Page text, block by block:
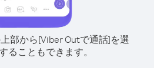
部から[Viber Outで通話]を選
ることもできます。